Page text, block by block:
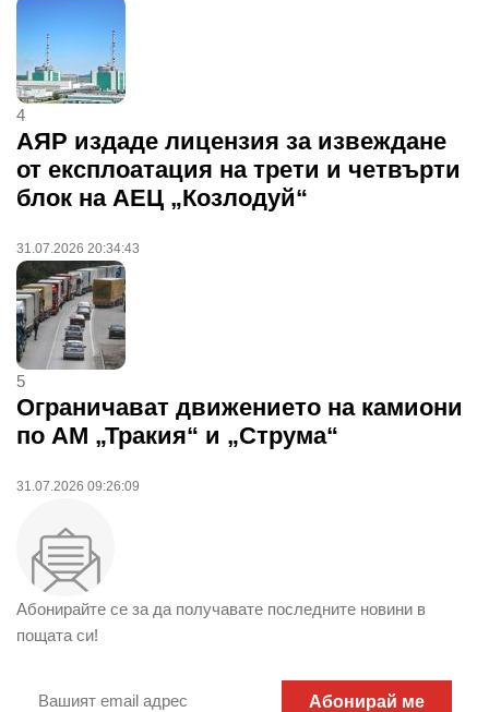
4
АЯР издаде лицензия за извеждане
от експлоатация на трети и четвърти
блок на АЕЦ „Козлодуй“
31.07.2026 20:34:43
5
Ограничават движението на камиони
по АМ „Тракия“ и „Струма“
31.07.2026 09:26:09
Абонирайте се за да получавате последните новини в
пощата си!
Абонирай ме